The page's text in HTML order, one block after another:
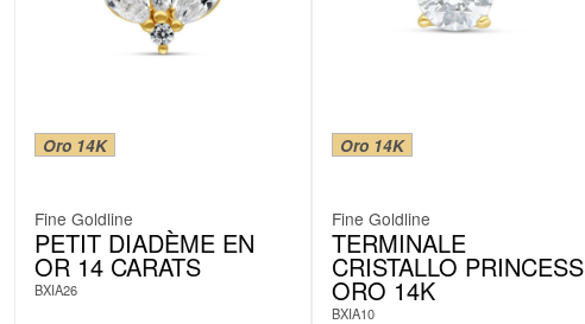
Oro 14K
Fine Goldline
PETIT DIADÈME EN
OR 14 CARATS
BXIA26
Oro 14K
Fine Goldline
TERMINALE
CRISTALLO PRINCESS
ORO 14K
BXIA10